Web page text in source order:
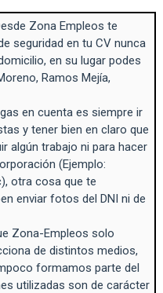
Zona Empleos te
seguridad en tu CV nunca
en su lugar podes
Ramos Mejía,
en cuenta es siempre ir
y tener bien en claro que
algún trabajo ni para hacer
(Ejemplo:
otra cosa que te
enviar fotos del DNI ni de
Zona-Empleos solo
de distintos medios,
formamos parte del
utilizadas son de carácter